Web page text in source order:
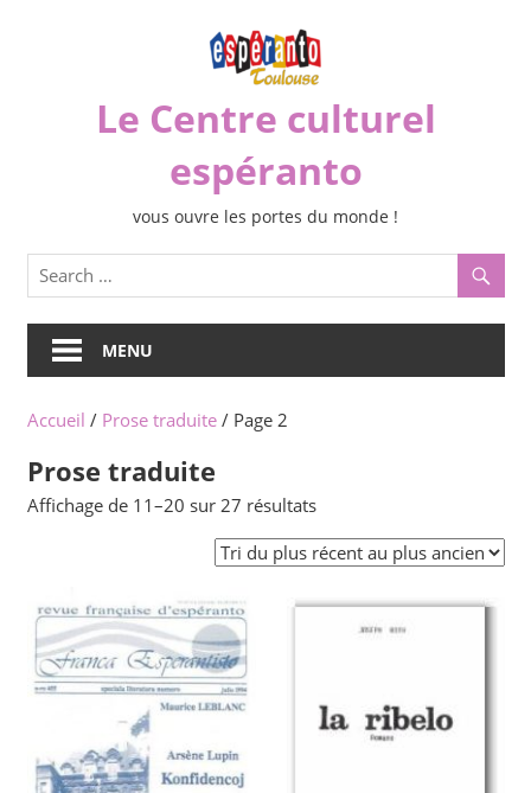
Le Centre culturel
espéranto
vous ouvre les portes du monde !
MENU
Accueil / Prose traduite/ Page 2
Prose traduite
Affichage de 11–20 sur 27 résultatsTrié
du
plus